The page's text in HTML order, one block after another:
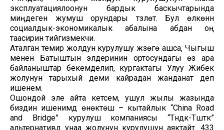
эксплуатациялоонун бардык баскычтарында
миңдеген жумуш орундары түзүлөт. Бул өлкөнүн
социалдык-экономикалык абалына абдан оң
таасирин тийгизмекчи.
Аталган темир жолдун курулушу жүзөгө ашса, Чыгыш
менен Батыштын элдеринин ортосундагы өз ара
байланыштар бекемделип, кургактагы Улуу Жибек
жолунун тарыхый деми кайрадан жанданат деп
ишенем.
Ошондой эле айта кетсем, ушул жылы жазында
биздин ишенимдүү өнөктөш – кытайлык “China Road
and Bridge” курулуш компаниясы “Түндүк-Түштүк”
альтернативдүү унаа жолунун курулушун аяктайт. 433